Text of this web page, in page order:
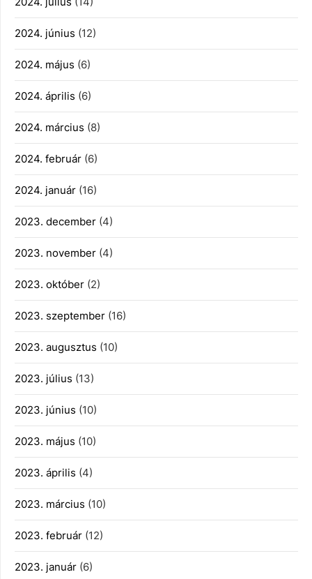
2024. június (12)
2024. május (6)
2024. április (6)
2024. március (8)
2024. február (6)
2024. január (16)
2023. december (4)
2023. november (4)
2023. október (2)
2023. szeptember (16)
2023. augusztus (10)
2023. július (13)
2023. június (10)
2023. május (10)
2023. április (4)
2023. március (10)
2023. február (12)
2023. január (6)